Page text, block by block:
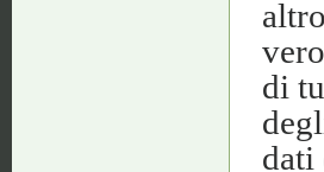
di
dati